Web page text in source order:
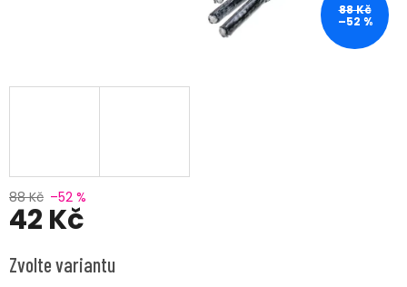
88 Kč
–52 %
88 Kč –52 %
42 Kč
cena:
Zvolte variantu